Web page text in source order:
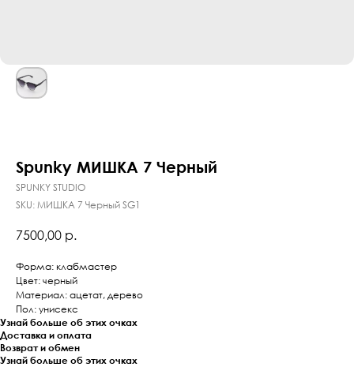
Spunky МИШКА 7 Черный
SPUNKY STUDIO
SKU: МИШКА 7 Черный SG1
7500,00 р.
Форма: клабмастер
Цвет: черный
Материал: ацетат, дерево
Пол: унисекс
Узнай больше об этих очках
Доставка и оплата
Возврат и обмен
Узнай больше об этих очках